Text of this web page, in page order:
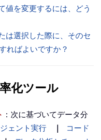
値を変更するには、どう
は選択した際に、そのセ
ればよいですか？
化ツール
：次に基づいてデータ分
ェント実行 ｜
コード